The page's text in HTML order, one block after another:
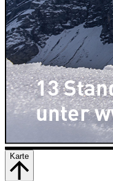
Karte